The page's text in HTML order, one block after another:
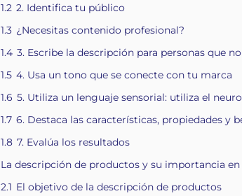
1.2 2. Identifica tu público
1.3 ¿Necesitas contenido profesional?
1.4 3. Escribe la descripción para personas que
1.5 4. Usa un tono que se conecte con tu marca
1.6 5. Utiliza un lenguaje sensorial: utiliza el
1.7 6. Destaca las características, propiedades y
1.8 7. Evalúa los resultados
La descripción de productos y su importancia
2.1 El objetivo de la descripción de productos